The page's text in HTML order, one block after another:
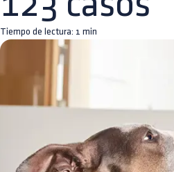
Tiempo de lectura: 1 min